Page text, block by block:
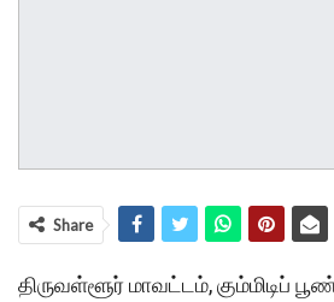
Share
திருவள்ளூர் மாவட்டம், கும்மிடிப்